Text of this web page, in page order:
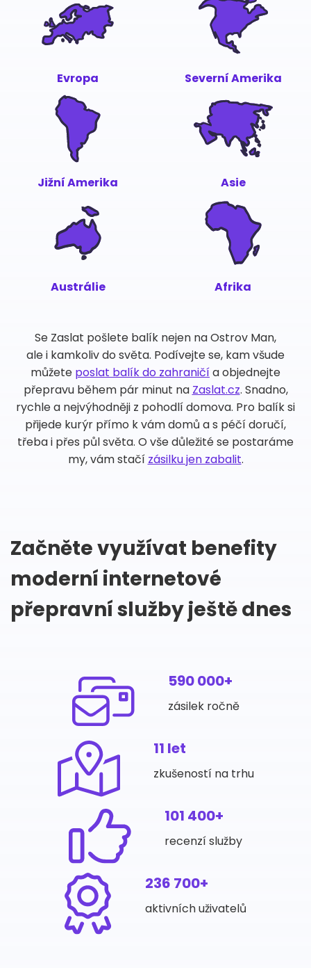
Evropa Severní Amerika
Jižní Amerika Asie
Austrálie Afrika
Se Zaslat pošlete balík nejen na Ostrov Man,
ale i kamkoliv do světa. Podívejte se, kam všude
můžete poslat balík do zahraničía objednejte
přepravu během pár minut na Zaslat.cz. Snadno,
rychle a nejvýhodněji z pohodlí domova. Pro balík si
přijede kurýr přímo k vám domů a s péčí doručí,
třeba i přes půl světa. O vše důležité se postaráme
my, vám stačí zásilku jen zabalit.
Začněte využívat benefity
moderní internetové
přepravní služby ještě dnes
590 000+
zásilek ročně
11 let
zkušeností na trhu
101 400+
recenzí služby
236 700+
aktivních uživatelů